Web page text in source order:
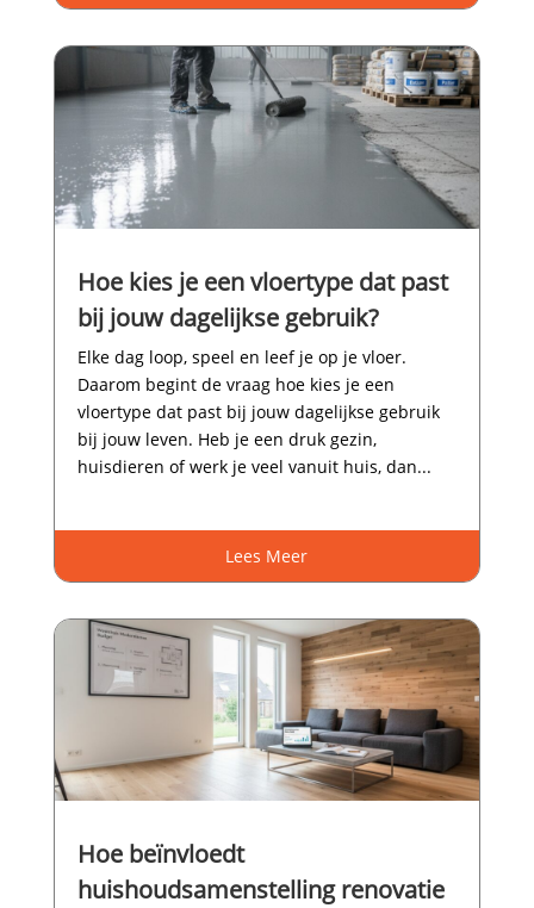
Hoe kies je een vloertype dat past
bij jouw dagelijkse gebruik?
Elke dag loop, speel en leef je op je vloer.​
Daarom begint de vraag hoe kies je een
vloertype dat past bij jouw dagelijkse gebruik
bij jouw leven.​ Heb je een druk gezin,
huisdieren of werk je veel vanuit huis, dan...
Lees Meer
Hoe beïnvloedt
huishoudsamenstelling renovatie